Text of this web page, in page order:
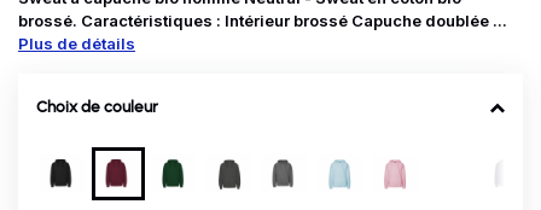
brossé. Caractéristiques : Intérieur brossé Capuche doublée ...
Plus de détails
Choix de couleur